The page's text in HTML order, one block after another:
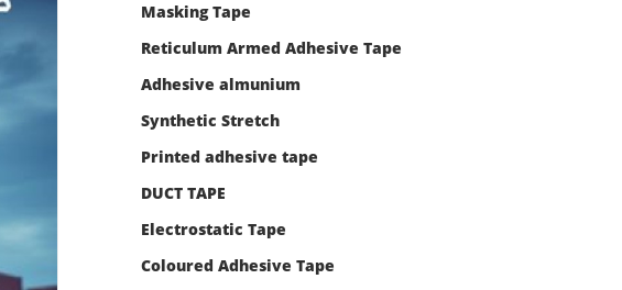
Masking Tape
Reticulum Armed Adhesive Tape
Adhesive almunium
Synthetic Stretch
Printed adhesive tape
DUCT TAPE
Electrostatic Tape
Coloured Adhesive Tape